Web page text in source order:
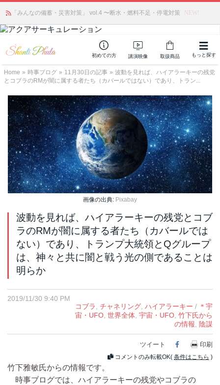
「みんなの備蓄・災害対策」 vol.4 〜断水・燃料不足・停電対策 NEW!
初めての方 講演映像 取扱商品 もっと探す
Home » 時事ブログ » 11月30日の記事 » 波動を見れば、ハイアラーキーの残党
とコブラのRMが闇に属する者たち（カバールではない）であり、トラン...
画像の出典: Pixabay
波動を見れば、ハイアラーキーの残党とコブ
ラのRMが闇に属する者たち（カバールでは
ない）であり、トランプ大統領とQグループ
は、神々と共に闇と戦う光の側であることは
明らか
2019/11/30 9:40 PM
コブラ, チャネリング, ハイアラーキー / ＊宇
宙・UFO, 世界全体, 宇宙・UFO, 竹下氏から
の情報, 陰謀
ツイート Facebook
印刷
コメントのみ転載OK( 条件はこちら )
竹下雅敏氏からの情報です。
時事ブログでは、ハイアラーキーの残党やコブラの